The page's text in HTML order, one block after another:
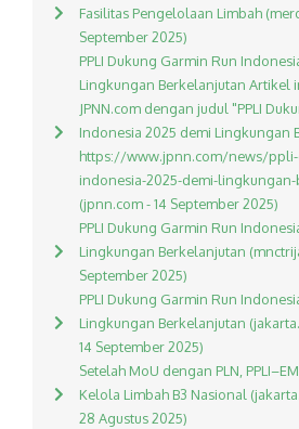
Fasilitas Pengelolaan Limbah
September 2025)
PPLI Dukung Garmin Run
Lingkungan Berkelanjutan Artikel
JPNN.com dengan judul "PPLI
Indonesia 2025 demi Lingkungan
https://www.jpnn.com/news/
indonesia-2025-demi-
(jpnn.com - 14 September 2025)
PPLI Dukung Garmin Run
Lingkungan Berkelanjutan
September 2025)
PPLI Dukung Garmin Run
Lingkungan Berkelanjutan
14 September 2025)
Setelah MoU dengan PLN,
Kelola Limbah B3 Nasional
28 Agustus 2025)